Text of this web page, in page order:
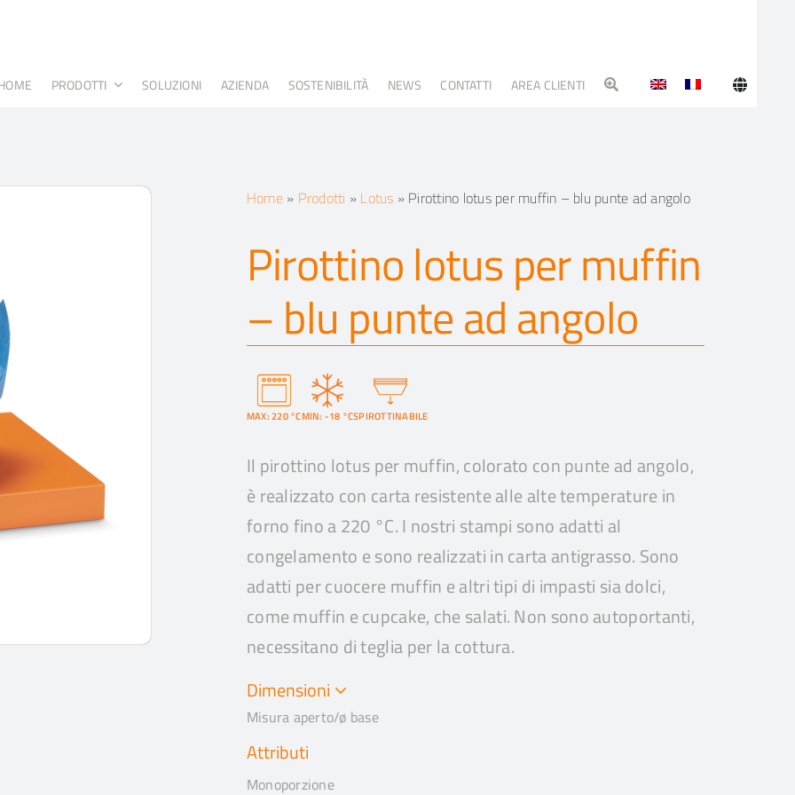
PRODOTTI SOLUZIONI AZIENDA SOSTENIBILITÀ NEWS CONTATTI AREA CLIENTI
Home» Prodotti » Lotus » Pirottino lotus per muffin – blu punte ad angolo
Pirottino lotus per muffin
– blu punte ad angolo
MAX: 220 °CMIN: -18 °CSPIROTTINABILE
Il pirottino lotus per muffin, colorato con punte ad angolo,
è realizzato con carta resistente alle alte temperature in
forno fino a 220 °C. I nostri stampi sono adatti al
congelamento e sono realizzati in carta antigrasso. Sono
adatti per cuocere muffin e altri tipi di impasti sia dolci,
come muffin e cupcake, che salati. Non sono autoportanti,
necessitano di teglia per la cottura.
Dimensioni
Misura aperto/ø base
Attributi
Monoporzione